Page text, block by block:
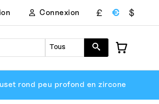
Connexion £ € $
Tous
rond peu profond en zircone